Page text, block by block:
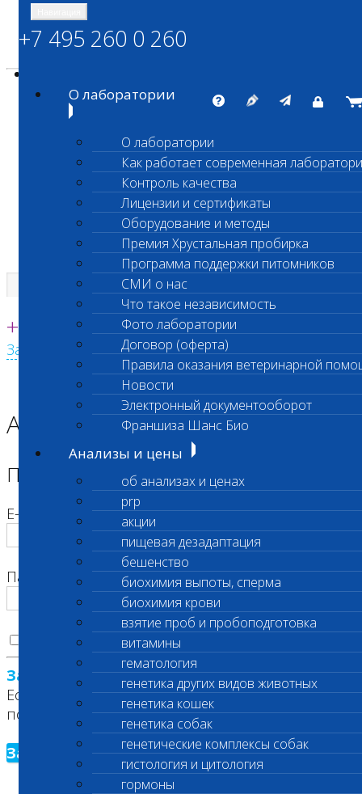
ШАНС БИО
Независимая ветеринарная лаборатория
Единая круглосуточная справочная
+7 495 260 0 260
Заказать звонок с сайта
+7 495 260 0 260
О лаборатории
О лаборатории
Как работает современная
Контроль качества
Лицензии и сертификаты
Оборудование и методы
Премия Хрустальная пробирка
Программа поддержки питомников
СМИ о нас
Что такое независимость
Фото лаборатории
Договор (оферта)
Правила оказания ветеринарной
Новости
Электронный документооборот
Франшиза Шанс Био
Анализы и цены
об анализах и ценах
prp
акции
пищевая дезадаптация
бешенство
биохимия выпоты, сперма
биохимия крови
взятие проб и пробоподготовка
витамины
гематология
генетика других видов животных
генетика кошек
генетика собак
генетические комплексы собак
гистология и цитология
гормоны
Главная страница
Авторизация
Пожалуйста, авторизуйтесь
E-mail
Пароль
Запомнить меня на этом компьютере
Забыли свой пароль?
Если вы впервые на сайте, заполните,
пожалуйста, регистрационную форму.
Зарегистрироваться